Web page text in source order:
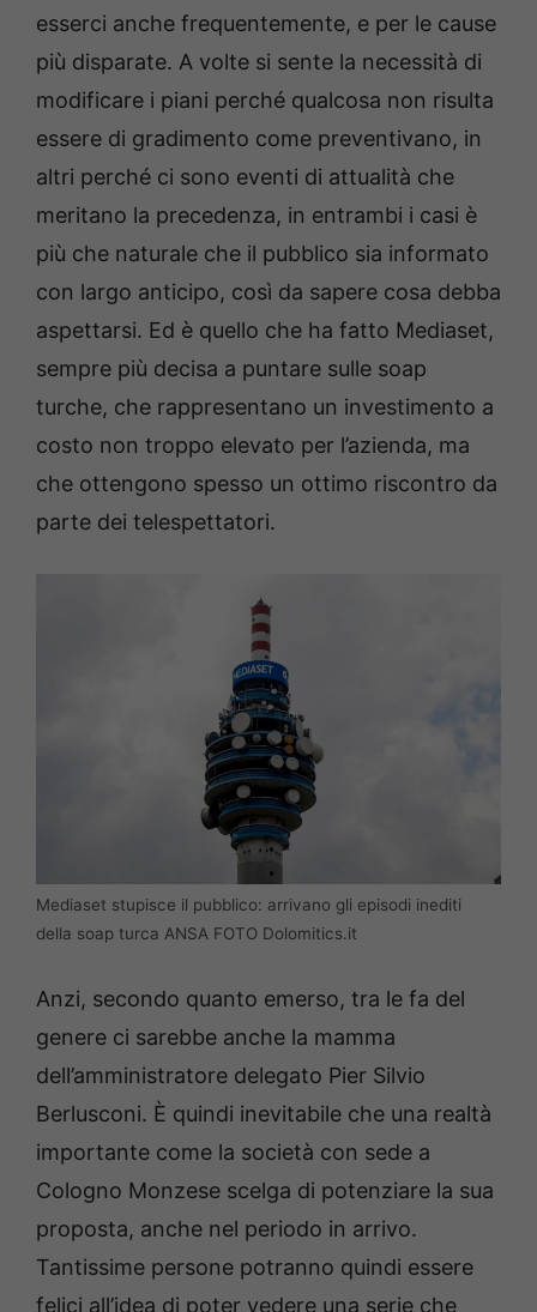
esserci anche frequentemente, e per le cause
più disparate. A volte si sente la necessità di
modificare i piani perché qualcosa non risulta
essere di gradimento come preventivano, in
altri perché ci sono eventi di attualità che
meritano la precedenza, in entrambi i casi è
più che naturale che il pubblico sia informato
con largo anticipo, così da sapere cosa debba
aspettarsi. Ed è quello che ha fatto Mediaset,
sempre più decisa a puntare sulle soap
turche, che rappresentano un investimento a
costo non troppo elevato per l’azienda, ma
che ottengono spesso un ottimo riscontro da
parte dei telespettatori.
Mediaset stupisce il pubblico: arrivano gli episodi inediti
della soap turca ANSA FOTO Dolomitics.it
Anzi, secondo quanto emerso, tra le fa del
genere ci sarebbe anche la mamma
dell’amministratore delegato Pier Silvio
Berlusconi. È quindi inevitabile che una realtà
importante come la società con sede a
Cologno Monzese scelga di potenziare la sua
proposta, anche nel periodo in arrivo.
Tantissime persone potranno quindi essere
felici all’idea di poter vedere una serie che